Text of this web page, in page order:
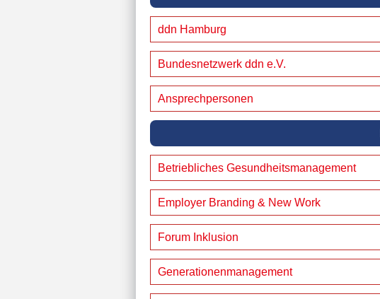
ddn Hamburg
Bundesnetzwerk ddn e.V.
Ansprechpersonen
Betriebliches Gesundheitsmanagement
Employer Branding & New Work
Forum Inklusion
Generationenmanagement